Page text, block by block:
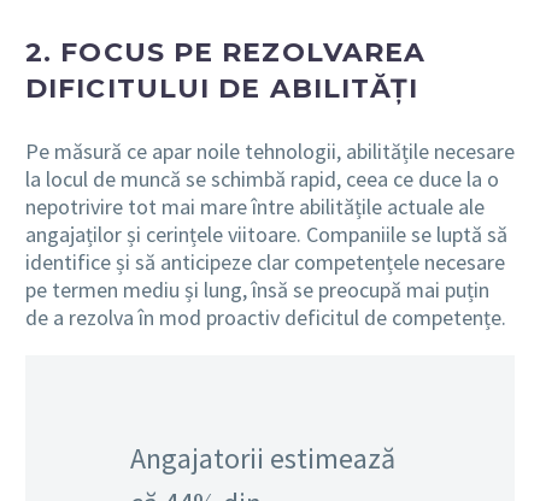
2. FOCUS PE REZOLVAREA
DIFICITULUI DE ABILITĂȚI
Pe măsură ce apar noile tehnologii, abilitățile necesare
la locul de muncă se schimbă rapid, ceea ce duce la o
nepotrivire tot mai mare între abilitățile actuale ale
angajaților și cerințele viitoare. Companiile se luptă să
identifice și să anticipeze clar competențele necesare
pe termen mediu și lung, însă se preocupă mai puțin
de a rezolva în mod proactiv deficitul de competențe.
Angajatorii estimează